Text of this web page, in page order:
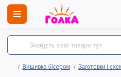
Вишивка бісером Заготовки і